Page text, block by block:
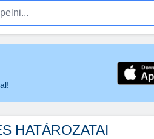
HATÁROZATAI